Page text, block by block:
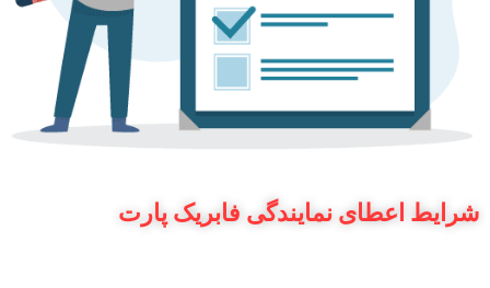
شرایط اعطای نمایندگی فابریک پارت